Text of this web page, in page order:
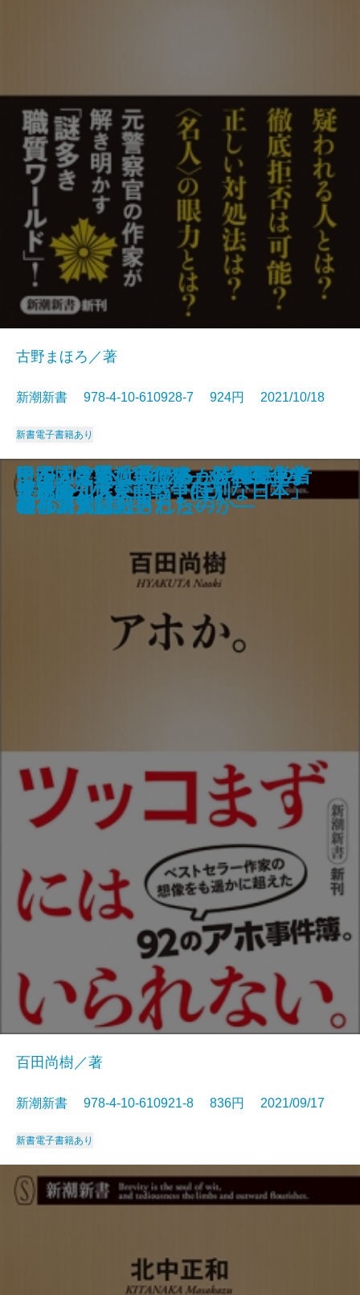
大坂城―秀吉から現代まで 50の秘
話―
ヒトの壁
官邸は今日も間違える
平成のヒット曲
最強脳―『スマホ脳』ハンセン先
生の特別授業―
コロナ後―ハーバード知日派10人
が語る未来―
独身偉人伝
談志のはなし
中国「国恥地図」の謎を解く
職務質問
古野まほろ／著
新潮新書 978-4-10-610928-7 924円 2021/10/18
新書電子書籍あり
アホか。
百田尚樹／著
新潮新書 978-4-10-610921-8 836円 2021/09/17
新書電子書籍あり
ビートルズ
イルカと心は通じるか―海獣学者
の孤軍奮闘記―
世界の知性が語る「特別な日本」
日本大空襲「実行犯」の告白―な
ぜ46万人は殺されたのか―
楽観論
中国「見えない侵略」を可視化す
る
甲子園は通過点です―勝利至上主
義と決別した男たち―
決定版 大東亜戦争(上)
決定版 大東亜戦争(下)